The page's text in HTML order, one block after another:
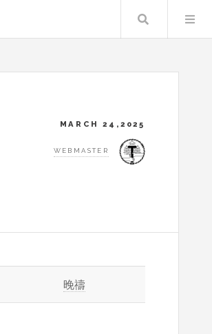
Search
MARCH 24,2025
WEBMASTER
晚禱